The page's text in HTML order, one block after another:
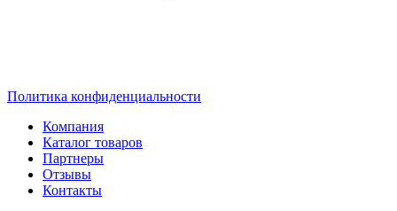
Политика конфиденциальности
Компания
Каталог товаров
Партнеры
Отзывы
Контакты